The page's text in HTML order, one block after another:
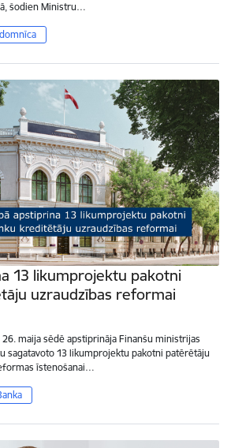
šodien Ministru…
13 likumprojektu pakotni
uzraudzības reformai
maija sēdē apstiprināja Finanšu ministrijas
sagatavoto 13 likumprojektu pakotni patērētāju
īstenošanai…